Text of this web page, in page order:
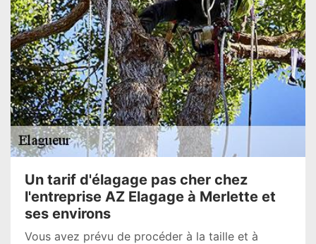
Un tarif d'élagage pas cher chez
l'entreprise AZ Elagage à Merlette et
ses environs
Vous avez prévu de procéder à la taille et à